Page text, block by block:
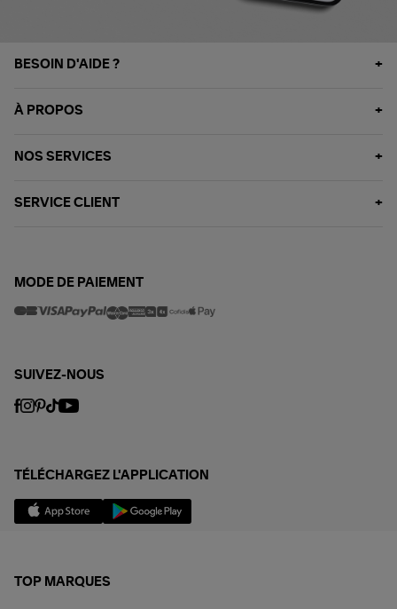
BESOIN D'AIDE ?
À PROPOS
NOS SERVICES
SERVICE CLIENT
MODE DE PAIEMENT
SUIVEZ-NOUS
TÉLÉCHARGEZ L'APPLICATION
TOP MARQUES